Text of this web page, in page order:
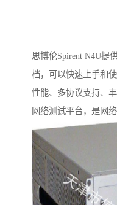
思博伦Spirent N4U提
档，可以快速上手和
性能、多协议支持、
网络测试平台，是网